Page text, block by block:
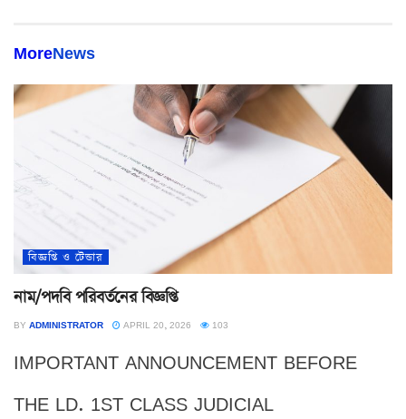
MoreNews
বিজ্ঞপ্তি ও টেন্ডার
নাম/পদবি পরিবর্তনের বিজ্ঞপ্তি
BY ADMINISTRATOR APRIL 20, 2026 103
IMPORTANT ANNOUNCEMENT BEFORE
THE LD. 1ST CLASS JUDICIAL